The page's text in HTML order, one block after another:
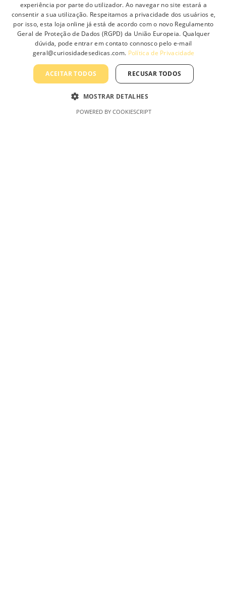
LÂMPADA LED E27 5W G45
ECO
1.10
experiência por parte do utilizador. Ao navegar no site estará a
consentir a sua utilização. Respeitamos a privacidade dos usuários e,
por isso, esta loja online já está de acordo com o novo Regulamento
Geral de Proteção de Dados (RGPD) da União Europeia. Qualquer
dúvida, pode entrar em contato connosco pelo e-mail
geral@curiosidadesedicas.com. Política de Privacidade
ACEITAR TODOS RECUSAR TODOS
MOSTRAR DETALHES
POWERED BY COOKIESCRIPT